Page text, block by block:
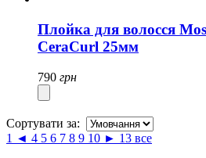
Плойка для волосся
CeraCurl 25мм
790 грн
Сортувати за:
1 ◄ 4 5 6 7 8 9 10 ► 13 все